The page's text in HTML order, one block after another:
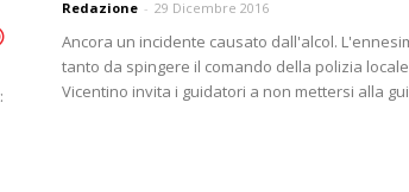
Redazione - 29 Dicembre 2016
Ancora un incidente causato dall'alcol.
tanto da spingere il comando della polizia
Vicentino invita i guidatori a non mettersi alla